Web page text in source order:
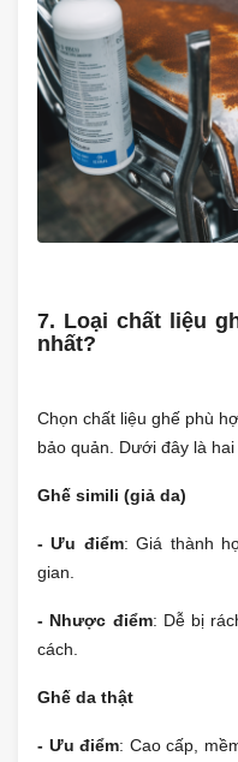
7. Loại chất liệu
nhất?
Chọn chất liệu ghế phù
bảo quản. Dưới đây là
Ghế simili (giả da)
- Ưu điểm: Giá thành
gian.
- Nhược điểm: Dễ bị
cách.
Ghế da thật
- Ưu điểm: Cao cấp,